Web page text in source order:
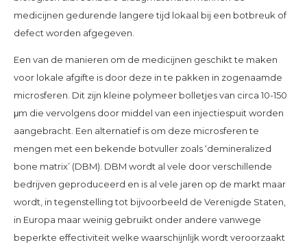
medicijnen gedurende langere tijd lokaal bij een botbreuk of
defect worden afgegeven.
Een van de manieren om de medicijnen geschikt te maken
voor lokale afgifte is door deze in te pakken in zogenaamde
microsferen. Dit zijn kleine polymeer bolletjes van circa 10-150
μm die vervolgens door middel van een injectiespuit worden
aangebracht. Een alternatief is om deze microsferen te
mengen met een bekende botvuller zoals ‘demineralized
bone matrix’ (DBM). DBM wordt al vele door verschillende
bedrijven geproduceerd en is al vele jaren op de markt maar
wordt, in tegenstelling tot bijvoorbeeld de Verenigde Staten,
in Europa maar weinig gebruikt onder andere vanwege
beperkte effectiviteit welke waarschijnlijk wordt veroorzaakt